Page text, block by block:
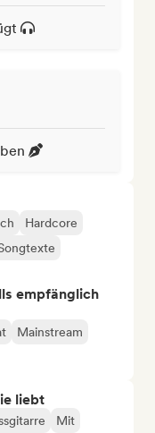
Hardcore
empfänglich
Mainstream
liebt
Mit